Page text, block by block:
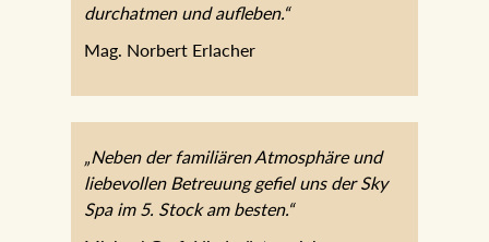
ließen uns durchatmen und aufleben.“
„Neben der familiären Atmosphäre und